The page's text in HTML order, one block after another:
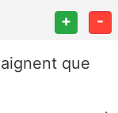
+ -
que